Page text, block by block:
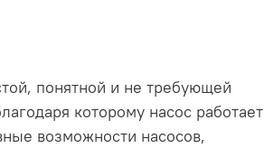
понятной и не требующей
которому насос работает
возможности насосов,